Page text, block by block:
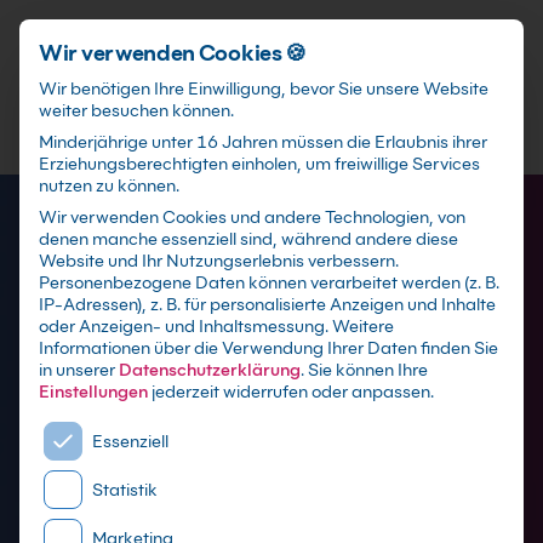
Schnellzugriff
Access Schulungen
mit Zertifikat als Live online Training,
Präsenzseminar in Microsoft-Schulungszentren
sowie maßgeschneiderte Firmen- oder Inhouse-
Wir verwenden Cookies 🍪
Wir benötigen Ihre Einwilligung, bevor Sie unsere Website
weiter besuchen können.
Minderjährige unter 16 Jahren müssen die Erlaubnis ihrer
Erziehungsberechtigten einholen, um freiwillige Services
nutzen zu können.
Wir verwenden Cookies und andere Technologien, von
denen manche essenziell sind, während andere diese
Website und Ihr Nutzungserlebnis verbessern.
Personenbezogene Daten können verarbeitet werden (z. B.
IP-Adressen), z. B. für personalisierte Anzeigen und Inhalte
oder Anzeigen- und Inhaltsmessung.Weitere
Informationen über die Verwendung Ihrer Daten finden Sie
in unserer Datenschutzerklärung.Sie können Ihre
Einstellungen jederzeit widerrufen oder anpassen.
Es folgt eine Liste der Service-Gruppen, für die eine
Essenziell
Statistik
Marketing